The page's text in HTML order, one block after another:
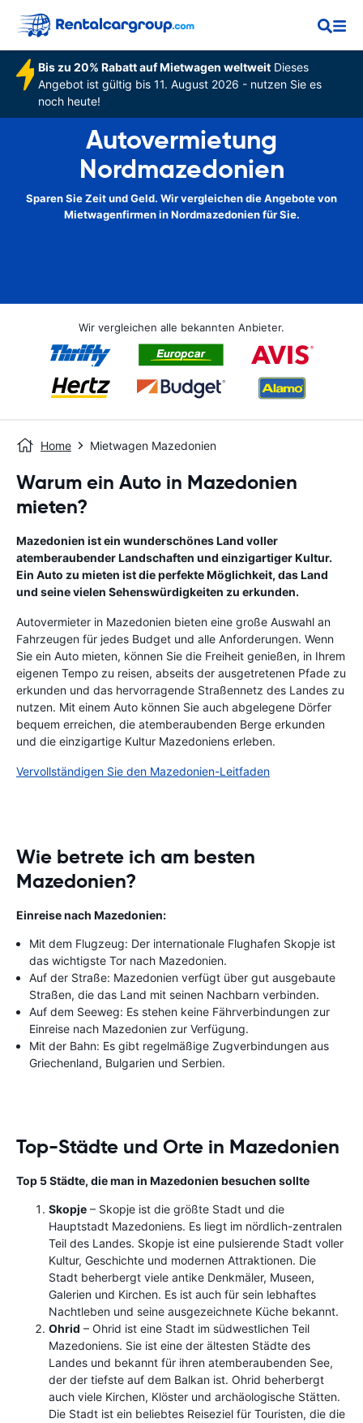
Bis zu 20% Rabatt auf Mietwagen weltweitDieses
Angebot ist gültig bis 11. August 2026 - nutzen Sie es
noch heute!
Autovermietung
Nordmazedonien
Sparen Sie Zeit und Geld. Wir vergleichen die Angebote von
Mietwagenfirmen in Nordmazedonien für Sie.
Wir vergleichen alle bekannten Anbieter.
Home Mietwagen Mazedonien
Warum ein Auto in Mazedonien
mieten?
Mazedonien ist ein wunderschönes Land voller
atemberaubender Landschaften und einzigartiger Kultur.
Ein Auto zu mieten ist die perfekte Möglichkeit, das Land
und seine vielen Sehenswürdigkeiten zu erkunden.
Autovermieter in Mazedonien bieten eine große Auswahl an
Fahrzeugen für jedes Budget und alle Anforderungen. Wenn
Sie ein Auto mieten, können Sie die Freiheit genießen, in Ihrem
eigenen Tempo zu reisen, abseits der ausgetretenen Pfade zu
erkunden und das hervorragende Straßennetz des Landes zu
nutzen. Mit einem Auto können Sie auch abgelegene Dörfer
bequem erreichen, die atemberaubenden Berge erkunden
und die einzigartige Kultur Mazedoniens erleben.
Vervollständigen Sie den Mazedonien-Leitfaden
Wie betrete ich am besten
Mazedonien?
Einreise nach Mazedonien:
Mit dem Flugzeug: Der internationale Flughafen Skopje ist
das wichtigste Tor nach Mazedonien.
Auf der Straße: Mazedonien verfügt über gut ausgebaute
Straßen, die das Land mit seinen Nachbarn verbinden.
Auf dem Seeweg: Es stehen keine Fährverbindungen zur
Einreise nach Mazedonien zur Verfügung.
Mit der Bahn: Es gibt regelmäßige Zugverbindungen aus
Griechenland, Bulgarien und Serbien.
Top-Städte und Orte in Mazedonien
Top 5 Städte, die man in Mazedonien besuchen sollte
Skopje – Skopje ist die größte Stadt und die
Hauptstadt Mazedoniens. Es liegt im nördlich-zentralen
Teil des Landes. Skopje ist eine pulsierende Stadt voller
Kultur, Geschichte und modernen Attraktionen. Die
Stadt beherbergt viele antike Denkmäler, Museen,
Galerien und Kirchen. Es ist auch für sein lebhaftes
Nachtleben und seine ausgezeichnete Küche bekannt.
Ohrid – Ohrid ist eine Stadt im südwestlichen Teil
Mazedoniens. Sie ist eine der ältesten Städte des
Landes und bekannt für ihren atemberaubenden See,
der der tiefste auf dem Balkan ist. Ohrid beherbergt
auch viele Kirchen, Klöster und archäologische Stätten.
Die Stadt ist ein beliebtes Reiseziel für Touristen, die die